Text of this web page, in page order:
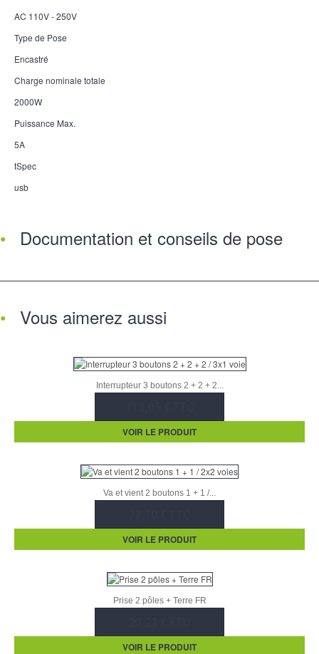
AC 110V - 250V
Type de Pose
Encastré
Charge nominale totale
2000W
Puissance Max.
5A
tSpec
usb
Documentation et conseils de pose
Vous aimerez aussi
Interrupteur 3 boutons 2 + 2 + 2...
VOIR LE PRODUIT
Va et vient 2 boutons 1 + 1 /...
VOIR LE PRODUIT
Prise 2 pôles + Terre FR
VOIR LE PRODUIT